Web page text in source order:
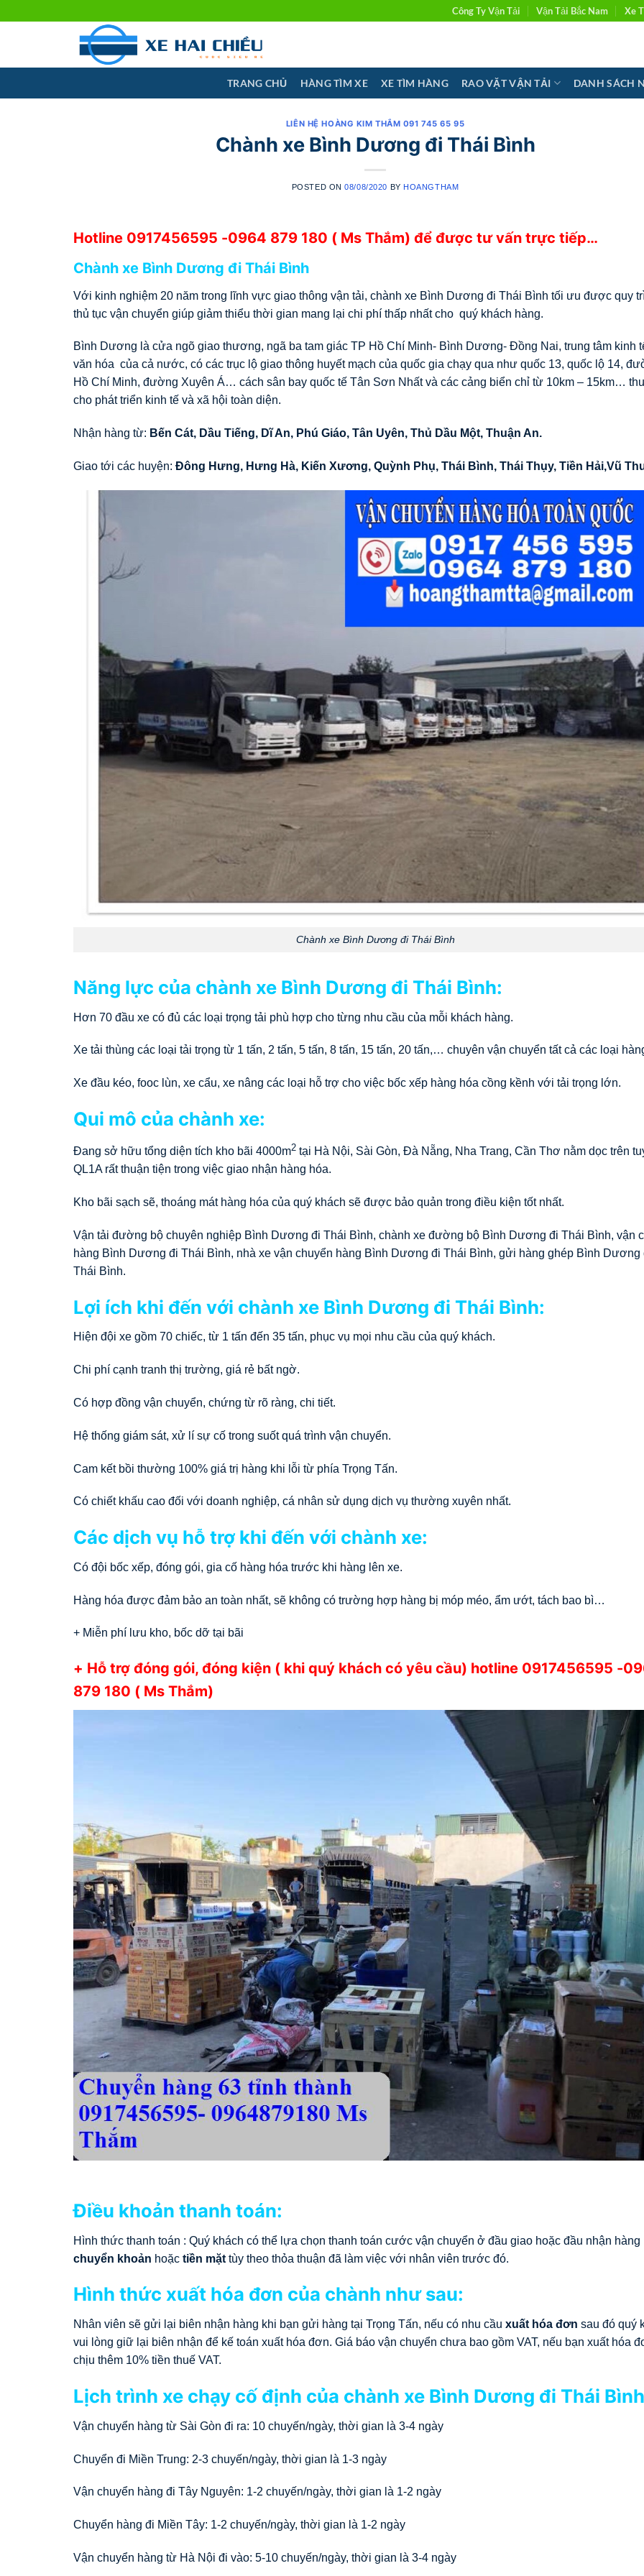
Công Ty Vận Tải Vận Tải Bắc Nam Xe
TRANG CHỦ HÀNG TÌM XE XE TÌM HÀNG RAO VẶT VẬN TẢI DANH SÁCH
LIÊN HỆ HOÀNG KIM THẮM 091 745 65 95
Chành xe Bình Dương đi Thái Bình
POSTED ON08/08/2020 BY HOANGTHAM
Hotline 0917456595 -0964 879 180 ( Ms Thắm) để được tư vấn trực tiếp…
Chành xe Bình Dương đi Thái Bình
Với kinh nghiệm 20 năm trong lĩnh vực giao thông vận tải, chành xe Bình Dương đi Thái Bình tối ưu được quy
thủ tục vận chuyển giúp giảm thiểu thời gian mang lại chi phí thấp nhất cho quý khách hàng.
Bình Dương là cửa ngõ giao thương, ngã ba tam giác TP Hồ Chí Minh- Bình Dương- Đồng Nai, trung tâm kinh
văn hóa của cả nước, có các trục lộ giao thông huyết mạch của quốc gia chạy qua như quốc 13, quốc lộ 14,
Hồ Chí Minh, đường Xuyên Á… cách sân bay quốc tế Tân Sơn Nhất và các cảng biển chỉ từ 10km – 15km…
cho phát triển kinh tế và xã hội toàn diện.
Nhận hàng từ: Bến Cát, Dầu Tiếng, Dĩ An, Phú Giáo, Tân Uyên, Thủ Dầu Một, Thuận An.
Giao tới các huyện: Đông Hưng, Hưng Hà, Kiến Xương, Quỳnh Phụ, Thái Bình, Thái Thụy, Tiền Hải,Vũ
Chành xe Bình Dương đi Thái Bình
Năng lực của chành xe Bình Dương đi Thái Bình:
Hơn 70 đầu xe có đủ các loại trọng tải phù hợp cho từng nhu cầu của mỗi khách hàng.
Xe tải thùng các loại tải trọng từ 1 tấn, 2 tấn, 5 tấn, 8 tấn, 15 tấn, 20 tấn,… chuyên vận chuyển tất cả các loại
Xe đầu kéo, fooc lùn, xe cẩu, xe nâng các loại hỗ trợ cho việc bốc xếp hàng hóa cồng kềnh với tải trọng lớn.
Qui mô của chành xe:
Đang sở hữu tổng diện tích kho bãi 4000m2 tại Hà Nội, Sài Gòn, Đà Nẵng, Nha Trang, Cần Thơ nằm dọc trên
QL1A rất thuận tiện trong việc giao nhận hàng hóa.
Kho bãi sạch sẽ, thoáng mát hàng hóa của quý khách sẽ được bảo quản trong điều kiện tốt nhất.
Vận tải đường bộ chuyên nghiệp Bình Dương đi Thái Bình, chành xe đường bộ Bình Dương đi Thái Bình, vận
hàng Bình Dương đi Thái Bình, nhà xe vận chuyển hàng Bình Dương đi Thái Bình, gửi hàng ghép Bình Dương
Thái Bình.
Lợi ích khi đến với chành xe Bình Dương đi Thái Bình:
Hiện đội xe gồm 70 chiếc, từ 1 tấn đến 35 tấn, phục vụ mọi nhu cầu của quý khách.
Chi phí cạnh tranh thị trường, giá rẻ bất ngờ.
Có hợp đồng vận chuyển, chứng từ rõ ràng, chi tiết.
Hệ thống giám sát, xử lí sự cố trong suốt quá trình vận chuyển.
Cam kết bồi thường 100% giá trị hàng khi lỗi từ phía Trọng Tấn.
Có chiết khấu cao đối với doanh nghiệp, cá nhân sử dụng dịch vụ thường xuyên nhất.
Các dịch vụ hỗ trợ khi đến với chành xe:
Có đội bốc xếp, đóng gói, gia cố hàng hóa trước khi hàng lên xe.
Hàng hóa được đảm bảo an toàn nhất, sẽ không có trường hợp hàng bị móp méo, ẩm ướt, tách bao bì…
+ Miễn phí lưu kho, bốc dỡ tại bãi
+ Hỗ trợ đóng gói, đóng kiện ( khi quý khách có yêu cầu) hotline 0917456595 -
879 180 ( Ms Thắm)
Điều khoản thanh toán:
Hình thức thanh toán : Quý khách có thể lựa chọn thanh toán cước vận chuyển ở đầu giao hoặc đầu nhận hàng
chuyển khoản hoặc tiền mặt tùy theo thỏa thuận đã làm việc với nhân viên trước đó.
Hình thức xuất hóa đơn của chành như sau:
Nhân viên sẽ gửi lại biên nhận hàng khi bạn gửi hàng tại Trọng Tấn, nếu có nhu cầu xuất hóa đơn sau đó quý
vui lòng giữ lại biên nhận để kế toán xuất hóa đơn. Giá báo vận chuyển chưa bao gồm VAT, nếu bạn xuất hóa
chịu thêm 10% tiền thuế VAT.
Lịch trình xe chạy cố định của chành xe Bình Dương đi Thái
Vận chuyển hàng từ Sài Gòn đi ra: 10 chuyến/ngày, thời gian là 3-4 ngày
Chuyển đi Miền Trung: 2-3 chuyến/ngày, thời gian là 1-3 ngày
Vận chuyển hàng đi Tây Nguyên: 1-2 chuyến/ngày, thời gian là 1-2 ngày
Chuyển hàng đi Miền Tây: 1-2 chuyến/ngày, thời gian là 1-2 ngày
Vận chuyển hàng từ Hà Nội đi vào: 5-10 chuyến/ngày, thời gian là 3-4 ngày